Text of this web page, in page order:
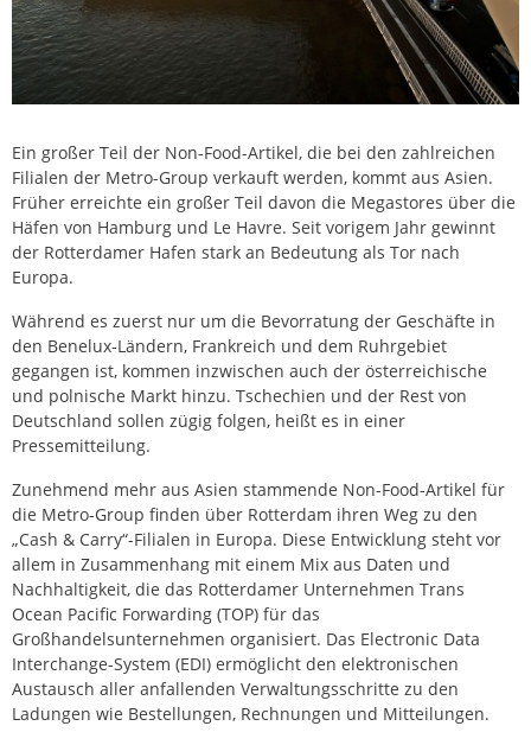
Ein großer Teil der Non-Food-Artikel, die bei den zahlreichen
Filialen der Metro-Group verkauft werden, kommt aus Asien.
Früher erreichte ein großer Teil davon die Megastores über die
Häfen von Hamburg und Le Havre. Seit vorigem Jahr gewinnt
der Rotterdamer Hafen stark an Bedeutung als Tor nach
Europa.
Während es zuerst nur um die Bevorratung der Geschäfte in
den Benelux-Ländern, Frankreich und dem Ruhrgebiet
gegangen ist, kommen inzwischen auch der österreichische
und polnische Markt hinzu. Tschechien und der Rest von
Deutschland sollen zügig folgen, heißt es in einer
Pressemitteilung.
Zunehmend mehr aus Asien stammende Non-Food-Artikel für
die Metro-Group finden über Rotterdam ihren Weg zu den
„Cash & Carry“-Filialen in Europa. Diese Entwicklung steht vor
allem in Zusammenhang mit einem Mix aus Daten und
Nachhaltigkeit, die das Rotterdamer Unternehmen Trans
Ocean Pacific Forwarding (TOP) für das
Großhandelsunternehmen organisiert. Das Electronic Data
Interchange-System (EDI) ermöglicht den elektronischen
Austausch aller anfallenden Verwaltungsschritte zu den
Ladungen wie Bestellungen, Rechnungen und Mitteilungen.